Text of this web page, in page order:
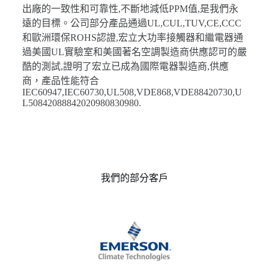
出廠的一致性和可靠性,不斷地減低PPM值,是我們永
遠的目標。公司部分產品通過UL,CUL,TUV,CE,CCC
和歐洲環保ROHS認證,宏立大功率接觸器和繼電器通
過美國UL實驗室和美國著名空調製造商供應認可的嚴
酷的測試,證明了宏立已成為國際電器製造商,供應
商，產品性能符合
IEC60947,IEC60730,UL508,VDE868,VDE88420730,U
L50842088842020980830980.
我們的部分客戶